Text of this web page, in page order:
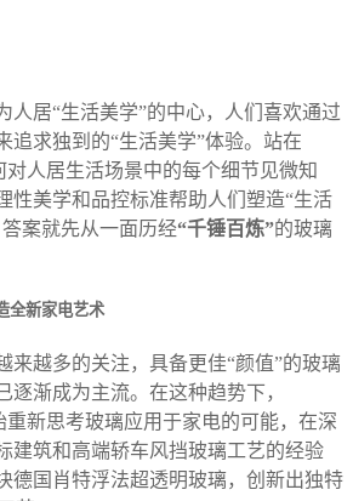
人居“生活美学”的中心，人们喜欢通过
追求独到的“生活美学”体验。站在
人居生活场景中的每个细节见微知
性美学和品控标准帮助人们塑造“生活
案就先从一面历经“千锤百炼”的玻璃
全新家电艺术
来越多的关注，具备更佳“颜值”的玻璃
逐渐成为主流。在这种趋势下，
新思考玻璃应用于家电的可能，在深
建筑和高端轿车风挡玻璃工艺的经验
德国肖特浮法超透明玻璃，创新出独特